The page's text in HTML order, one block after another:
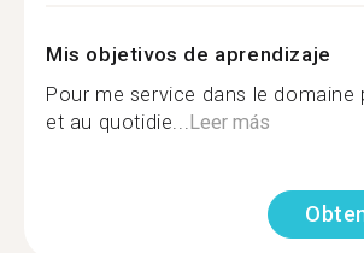
Mis objetivos de aprendizaje
Pour me service dans le domaine
et au quotidie...Leer más